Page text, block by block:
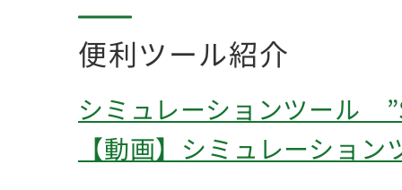
便利ツール紹介
シミュレーションツール
【動画】シミュレーショ